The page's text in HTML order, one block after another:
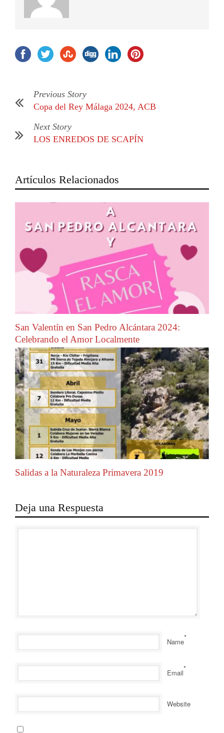
Previous Story
Copa del Rey Málaga 2024, ACB
Next Story
LOS ENREDOS DE SCAPÍN
Artículos Relacionados
San Valentín en San Pedro Alcántara 2024:
Celebrando el Amor Localmente
Salidas a la Naturaleza Primavera 2019
Deja una Respuesta
Name*
Email*
Website